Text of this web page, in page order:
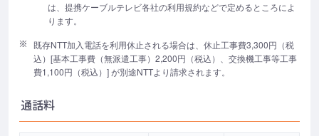
は、提携ケーブルテレビ各社の利用規約などで定めるところによ
ります。
既存NTT加入電話を利用休止される場合は、休止工事費3,300円（税
込）[基本工事費（無派遣工事）2,200円（税込）、交換機工事等工事
費1,100円（税込）] が別途NTTより請求されます。
通話料